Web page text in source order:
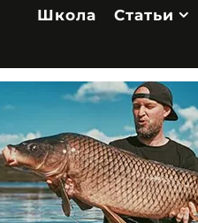
Школа Статьи